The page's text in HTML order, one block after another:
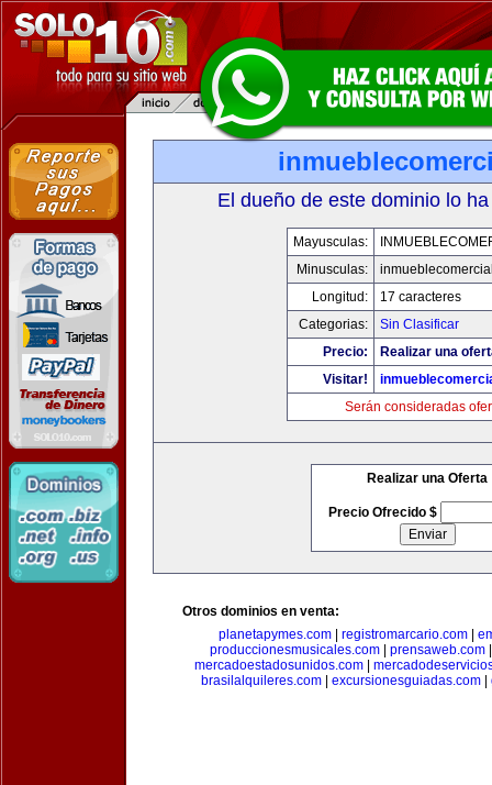
El dueño de este dominio lo
Mayusculas:
Minusculas:
Longitud:
17 caracteres
Categorias:
Sin Clasificar
Precio:
Realizar una
Visitar!
Serán consideradas
Realizar una Oferta
Precio Ofrecido $
Otros dominios en venta:
planetapymes.com| registromarcario.com|
produccionesmusicales.com
prensaweb.com
mercadoestadosunidos.com
brasilalquileres.com
excursionesguiadas.com